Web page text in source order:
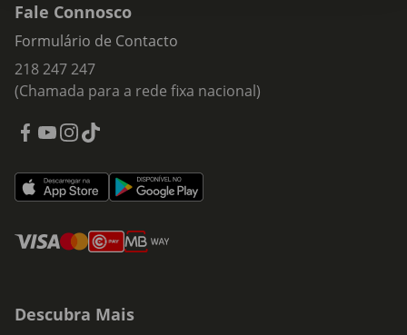
Fale Connosco
Formulário de Contacto
218 247 247
(Chamada para a rede fixa nacional)
Descubra Mais